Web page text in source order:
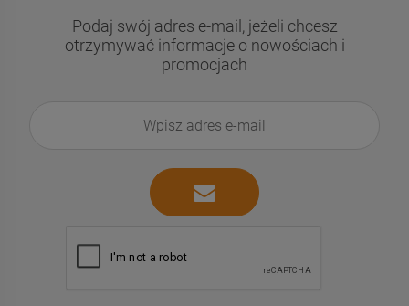
Podaj swój adres e-mail, jeżeli chcesz
otrzymywać informacje o nowościach i
promocjach